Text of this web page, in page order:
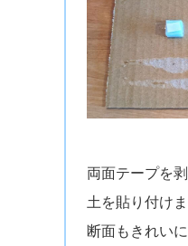
両面テープを
土を貼り付け
断面もきれい